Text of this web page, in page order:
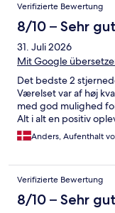
Verifizierte Bewertung
8/10 – Sehr gut
31. Juli 2026
Mit Google
Det bedste 2
Værelset var af høj
med god mulighed
Alt i alt en positiv
Anders, Aufenthalt
Verifizierte Bewertung
8/10 – Sehr gut